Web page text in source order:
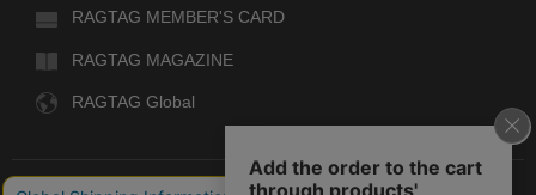
RAGTAG MEMBER'S CARD
RAGTAG MAGAZINE
RAGTAG Global